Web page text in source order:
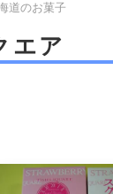
道のお菓子
エア